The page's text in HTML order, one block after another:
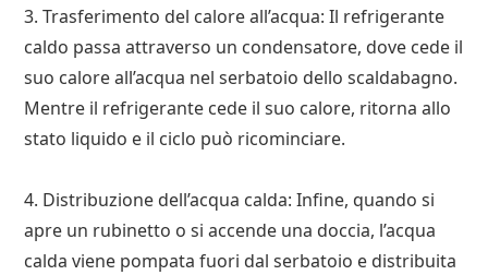
3. Trasferimento del calore all’acqua: Il refrigerante
caldo passa attraverso un condensatore, dove cede il
suo calore all’acqua nel serbatoio dello scaldabagno.
Mentre il refrigerante cede il suo calore, ritorna allo
stato liquido e il ciclo può ricominciare.
4. Distribuzione dell’acqua calda: Infine, quando si
apre un rubinetto o si accende una doccia, l’acqua
calda viene pompata fuori dal serbatoio e distribuita